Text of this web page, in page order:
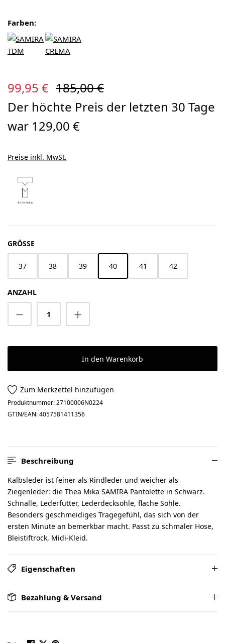
Farben:
Verkaufspreis:
99,95 € Regulärer Preis:
185,00 €
Der höchte Preis der letzten 30 Tage
war 129,00 €
Preise inkl. MwSt.
GRÖSSE
37 38 39 40 41 42
ANZAHL
Produkt Anzahl: Gib den gewünschten
In den Warenkorb
Zum Merkzettel hinzufügen
Produktnummer:27100006N0224
GTIN/EAN:4057581411356
Beschreibung
Kalbsleder ist feiner als Rindleder und weicher als
Ziegenleder: die Thea Mika SAMIRA Pantolette in Schwarz.
Schnalle, Lederfutter, Lederdecksohle, flache Sohle.
Besonders geschmeidiges Tragegefühl, das sich von der
ersten Minute an bemerkbar macht. Passt zu schmaler Hose,
Bleistiftrock, Midi-Kleid.
Eigenschaften
Bezahlung & Versand